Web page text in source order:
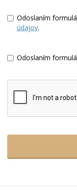
Odoslaním
údajov.
Odoslaním